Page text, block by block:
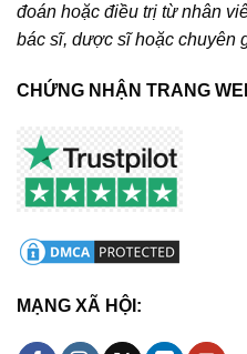
đoán hoặc điều trị từ nhân
bác sĩ, dược sĩ hoặc chuyên
CHỨNG NHẬN TRANG
MẠNG XÃ HỘI: